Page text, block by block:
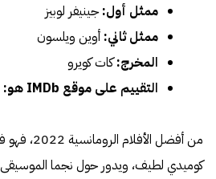
ممثل أول:جينيفر لوبيز
ممثل ثاني: أوين ويلسون
المخرج:كات كويرو
التقييم على موقع IMDb هو:
من أفضل
كوميدي لطيف، ويدور حول نجما الموسيقى